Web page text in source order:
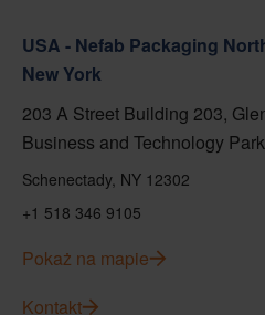
USA - Nefab Packaging
New York
203 A Street Building 203,
Business and Technology Park
Schenectady, NY 12302
+1 518 346 9105
Pokaż na mapie
Kontakt